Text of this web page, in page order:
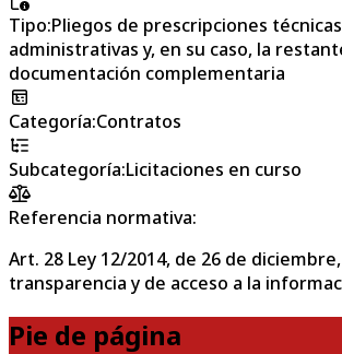
Tipo:Pliegos de prescripciones
administrativas y, en su caso, la
documentación complementaria
Categoría:Contratos
Subcategoría:Licitaciones en curso
Referencia normativa:
Art. 28 Ley 12/2014, de 26 de
transparencia y de acceso a la
Pie de página